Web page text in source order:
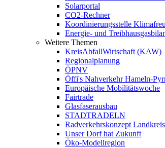
Solarportal
CO2-Rechner
Koordinierungsstelle
Energie- und
Weitere Themen
KreisAbfallWirtschaft (KAW)
Regionalplanung
ÖPNV
Öffi's Nahverkehr Hameln-
Europäische Mobilitätswoche
Fairtrade
Glasfaserausbau
STADTRADELN
Radverkehrskonzept
Unser Dorf hat Zukunft
Öko-Modellregion